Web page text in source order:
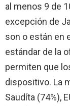
al menos 9 de
excepción de
son o están en
estándar de la
permiten que
dispositivo. La
Saudíta (74%),